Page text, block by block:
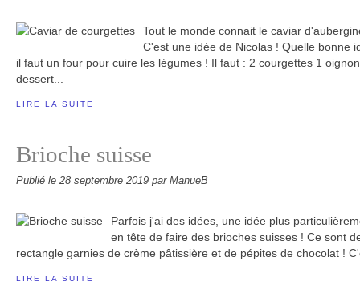
Tout le monde connait le caviar
C'est une idée de Nicolas ! Quelle bonne
il faut un four pour cuire les légumes ! Il faut : 2 courgettes 1
dessert...
LIRE LA SUITE
Brioche suisse
Publié le 28 septembre 2019 par ManueB
Parfois j'ai des idées, une idée plus
en tête de faire des brioches suisses ! Ce sont
rectangle garnies de crème pâtissière et de pépites de chocolat !
LIRE LA SUITE